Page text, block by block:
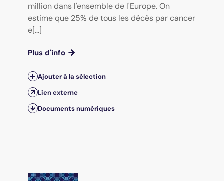
million dans l'ensemble de l'Europe. On
estime que 25% de tous les décès par cancer
e[...]
Plus d'info
Ajouter à la sélection
Lien externe
Documents numériques